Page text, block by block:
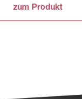
zum Produkt